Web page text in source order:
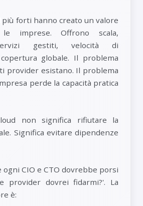
forti hanno creato un valore
imprese. Offrono scala,
gestiti, velocità di
globale. Il problema
provider esistano. Il problema
perde la capacità pratica
non significa rifiutare la
Significa evitare dipendenze
ogni CIO e CTO dovrebbe porsi
provider dovrei fidarmi?'. La
è: